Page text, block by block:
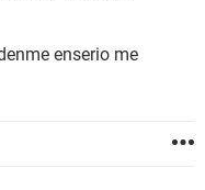
enserio me